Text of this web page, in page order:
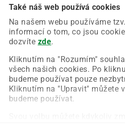
Také náš web používá cookies
Na našem webu používáme
informací o tom, co jsou
dozvíte zde.
Kliknutím na "Rozumím"
všech našich cookies. Po
budeme používat pouze
Kliknutím na "Upravit" můžete
budeme používat.
Chyba nastala na naší
Zkuste prosím znovu načíst
Obnovit stránku